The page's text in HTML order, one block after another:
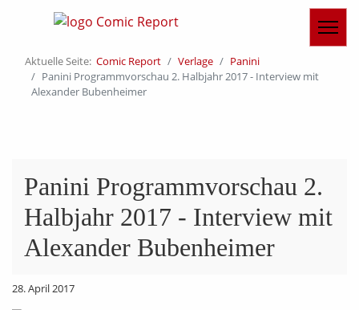
Aktuelle Seite: Comic Report Verlage
Panini
Panini Programmvorschau 2. Halbjahr 2017 - Interview mit
Alexander Bubenheimer
Panini Programmvorschau 2.
Halbjahr 2017 - Interview mit
Alexander Bubenheimer
28. April 2017